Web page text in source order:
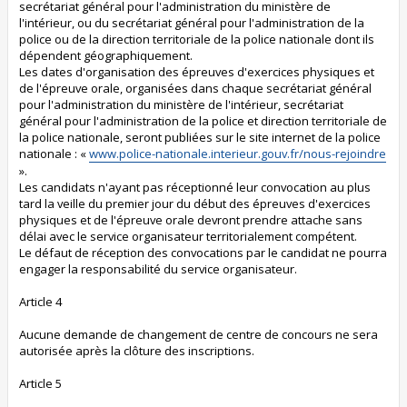
secrétariat général pour l'administration du ministère de
l'intérieur, ou du secrétariat général pour l'administration de la
police ou de la direction territoriale de la police nationale dont ils
dépendent géographiquement.
Les dates d'organisation des épreuves d'exercices physiques et
de l'épreuve orale, organisées dans chaque secrétariat général
pour l'administration du ministère de l'intérieur, secrétariat
général pour l'administration de la police et direction territoriale de
la police nationale, seront publiées sur le site internet de la police
nationale : «www.police-nationale.interieur.gouv.fr/nous-rejoindre
».
Les candidats n'ayant pas réceptionné leur convocation au plus
tard la veille du premier jour du début des épreuves d'exercices
physiques et de l'épreuve orale devront prendre attache sans
délai avec le service organisateur territorialement compétent.
Le défaut de réception des convocations par le candidat ne pourra
engager la responsabilité du service organisateur.
Article 4
Aucune demande de changement de centre de concours ne sera
autorisée après la clôture des inscriptions.
Article 5